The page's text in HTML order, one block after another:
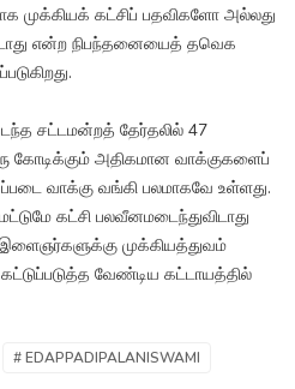
முக்கியக் கட்சிப் பதவிகளோ அல்லது
என்ற நிபந்தனையைத் தவெக
சட்டமன்றத் தேர்தலில் 47
கோடிக்கும் அதிகமான வாக்குகளைப்
வாக்கு வங்கி பலமாகவே உள்ளது.
கட்சி பலவீனமடைந்துவிடாது
இளைஞர்களுக்கு முக்கியத்துவம்
வேண்டிய கட்டாயத்தில்
# EDAPPADIPALANISWAMI